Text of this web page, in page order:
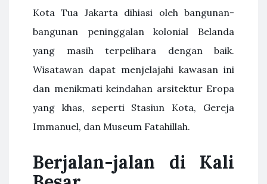
Kota Tua Jakarta dihiasi oleh bangunan-
bangunan peninggalan kolonial Belanda
yang masih terpelihara dengan baik.
Wisatawan dapat menjelajahi kawasan ini
dan menikmati keindahan arsitektur Eropa
yang khas, seperti Stasiun Kota, Gereja
Immanuel, dan Museum Fatahillah.
Berjalan-jalan di Kali